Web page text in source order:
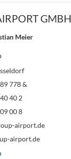
GMBH
Meier
778 &
40 2
00 8
airport.de
airport.de